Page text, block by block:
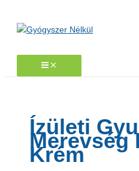
Ízületi
Merevség
Krém